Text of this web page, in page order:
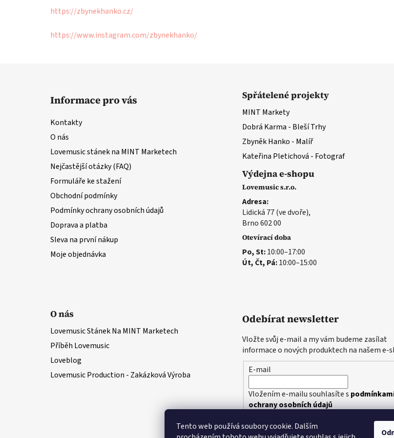
Tento web používá soubory cookie. Dalším
https://zbynekhanko.cz/
https://www.instagram.com/zbynekhanko/
Informace pro vás
Kontakty
O nás
Lovemusic stánek na MINT Marketech
Nejčastější otázky (FAQ)
Formuláře ke stažení
Obchodní podmínky
Podmínky ochrany osobních údajů
Doprava a platba
Sleva na první nákup
Moje objednávka
Spřátelené projekty
MINT Markety
Dobrá Karma - Bleší Trhy
Zbyněk Hanko - Malíř
Kateřina Pletichová - Fotograf
Výdejna e-shopu
Lovemusic s.r.o.
Adresa:
Lidická 77 (ve dvoře),
Brno 602 00
Otevírací doba
Po, St:10:00–17:00
Út, Čt, Pá:10:00–15:00
O nás
Lovemusic Stánek Na MINT Marketech
Příběh Lovemusic
Loveblog
Lovemusic Production - Zakázková Výroba
Odebírat newsletter
Vložte svůj e-mail a my vám budeme zasílat
informace o nových produktech na našem e-
E-mail
Vložením e-mailu souhlasíte s
ochrany osobních údajů
PŘIHLÁSIT SE